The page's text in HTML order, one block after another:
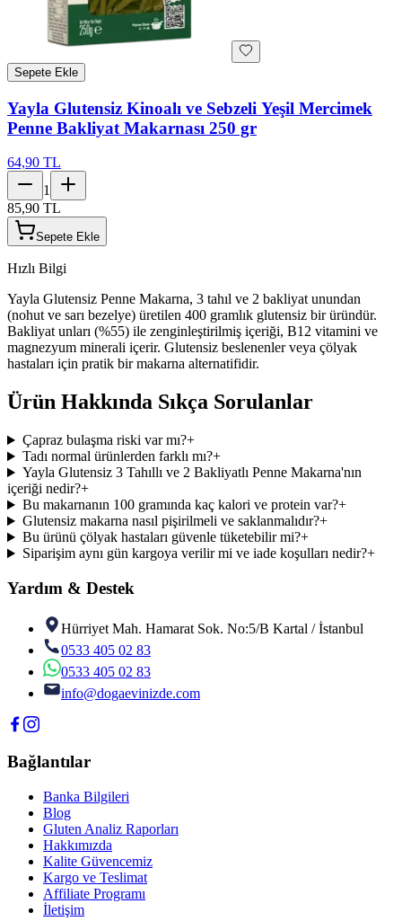
Sepete Ekle
Yayla Glutensiz Kinoalı ve Sebzeli Yeşil Mercimek
Penne Bakliyat Makarnası 250 gr
64,90 TL
1
85,90 TL
Sepete Ekle
Hızlı Bilgi
Yayla Glutensiz Penne Makarna, 3 tahıl ve 2 bakliyat unundan
(nohut ve sarı bezelye) üretilen 400 gramlık glutensiz bir üründür.
Bakliyat unları (%55) ile zenginleştirilmiş içeriği, B12 vitamini ve
magnezyum minerali içerir. Glutensiz beslenenler veya çölyak
hastaları için pratik bir makarna alternatifidir.
Ürün Hakkında Sıkça Sorulanlar
Çapraz bulaşma riski var mı?+
Tadı normal ürünlerden farklı mı?+
Yayla Glutensiz 3 Tahıllı ve 2 Bakliyatlı Penne Makarna'nın
içeriği nedir?+
Bu makarnanın 100 gramında kaç kalori ve protein var?+
Glutensiz makarna nasıl pişirilmeli ve saklanmalıdır?+
Bu ürünü çölyak hastaları güvenle tüketebilir mi?+
Siparişim aynı gün kargoya verilir mi ve iade koşulları nedir?+
Yardım & Destek
Hürriyet Mah. Hamarat Sok. No:5/B Kartal / İstanbul
0533 405 02 83
0533 405 02 83
info@dogaevinizde.com
Bağlantılar
Banka Bilgileri
Blog
Gluten Analiz Raporları
Hakkımızda
Kalite Güvencemiz
Kargo ve Teslimat
Affiliate Programı
İletişim